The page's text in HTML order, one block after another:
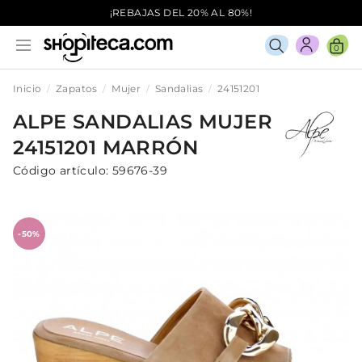
¡REBAJAS DEL 20% AL 80%!
0
Inicio Zapatos Mujer Sandalias 24151201
ALPE SANDALIAS MUJER
24151201 MARRÓN
Código artículo: 59676-39
-50%